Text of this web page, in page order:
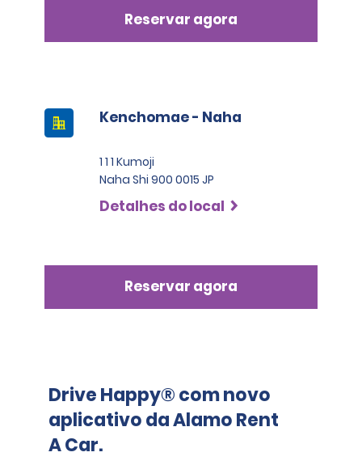
Reservar agora
Kenchomae - Naha
1 1 1 Kumoji
Naha Shi 900 0015 JP
Detalhes do local
Reservar agora
Drive Happy® com novo
aplicativo da Alamo Rent
A Car.